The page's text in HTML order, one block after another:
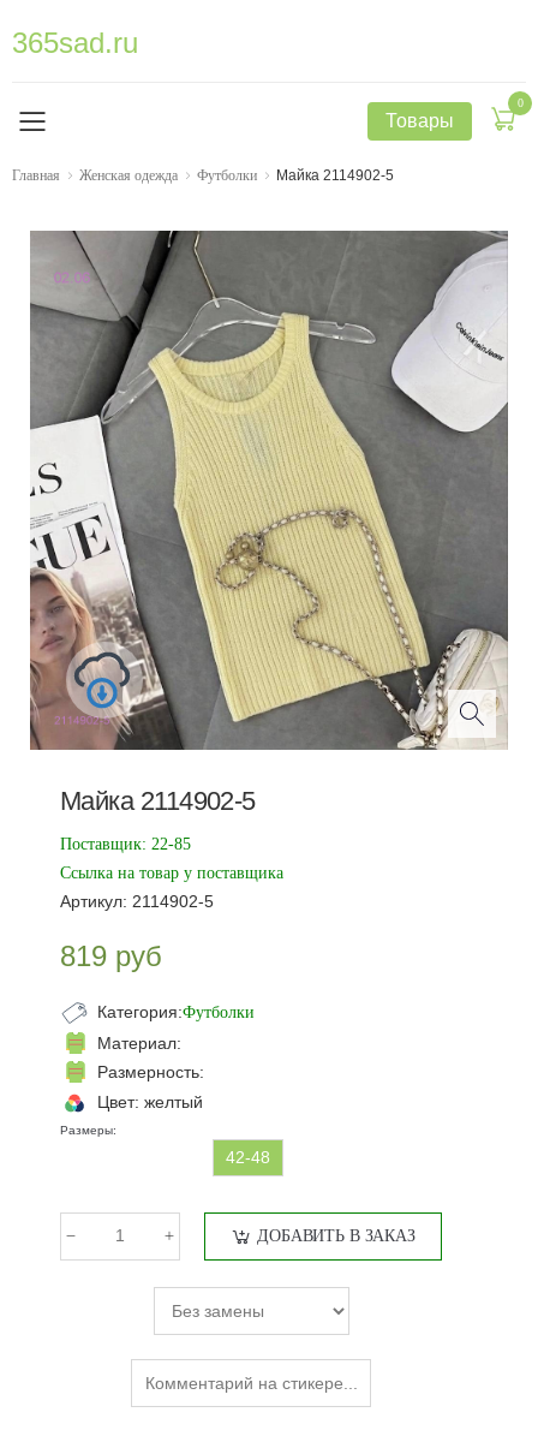
365sad.ru
Товары
0
Главная Женская одежда Футболки Майка 2114902-5
Майка 2114902-5
Поставщик: 22-85
Ссылка на товар у поставщика
Артикул: 2114902-5
819 руб
Категория:Футболки
Материал:
Размерность:
Цвет: желтый
Размеры:
42-48
ДОБАВИТЬ В ЗАКАЗ